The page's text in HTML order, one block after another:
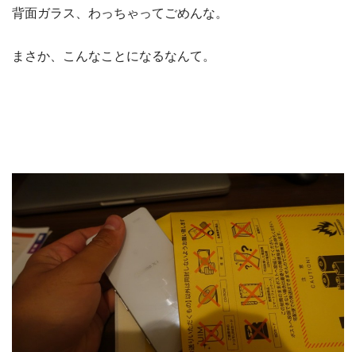
背面ガラス、わっちゃってごめんな。
まさか、こんなことになるなんて。